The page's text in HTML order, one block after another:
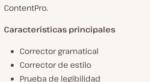
ContentPro.
Características principales
Corrector gramatical
Corrector de estilo
Prueba de legibilidad